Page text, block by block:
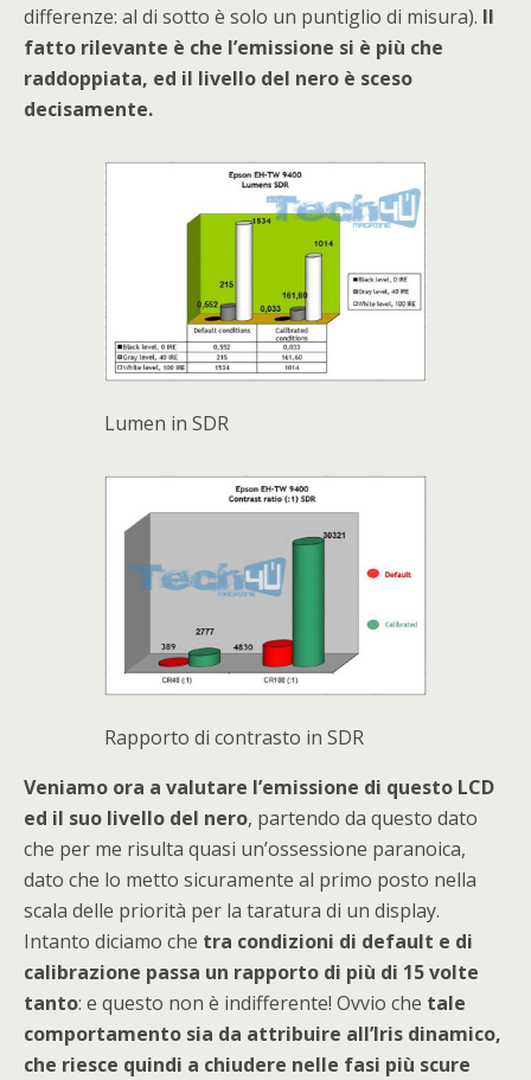
differenze: al di sotto è solo un puntiglio di misura). Il
fatto rilevante è che l’emissione si è più che
raddoppiata, ed il livello del nero è sceso
decisamente.
Lumen in SDR
Rapporto di contrasto in SDR
Veniamo ora a valutare l’emissione di questo LCD
ed il suo livello del nero, partendo da questo dato
che per me risulta quasi un’ossessione paranoica,
dato che lo metto sicuramente al primo posto nella
scala delle priorità per la taratura di un display.
Intanto diciamo che tra condizioni di default e di
calibrazione passa un rapporto di più di 15 volte
tanto: e questo non è indifferente! Ovvio che tale
comportamento sia da attribuire all’Iris dinamico,
che riesce quindi a chiudere nelle fasi più scure